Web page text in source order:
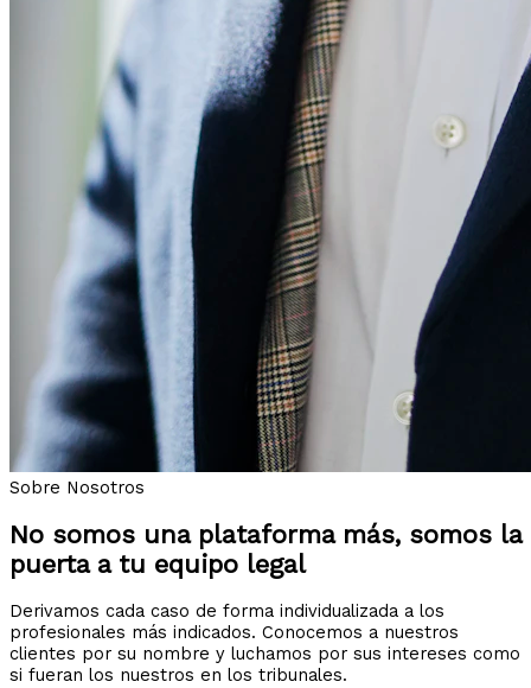
Sobre Nosotros
No somos una plataforma más, somos la
puerta a tu equipo legal
Derivamos cada caso de forma individualizada a los
profesionales más indicados. Conocemos a nuestros
clientes por su nombre y luchamos por sus intereses como
si fueran los nuestros en los tribunales.